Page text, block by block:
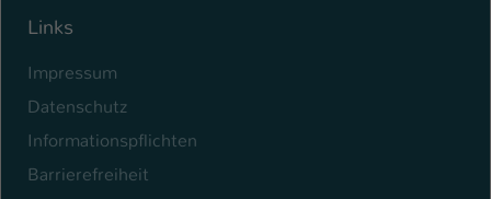
Links
Impressum
Datenschutz
Informationspflichten
Barrierefreiheit